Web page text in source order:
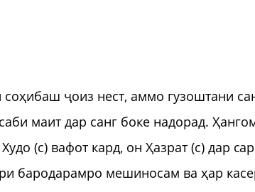
ҷоиз нест, аммо гузоштани
маит дар санг боке надорад.
(с) вафот кард, он Ҳазрат (с) дар
бародарамро мешиносам ва ҳар